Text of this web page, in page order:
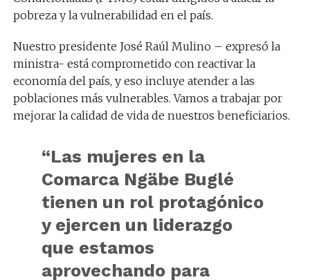
pobreza y la vulnerabilidad en el país.
Nuestro presidente José Raúl Mulino – expresó la
ministra- está comprometido con reactivar la
economía del país, y eso incluye atender a las
poblaciones más vulnerables. Vamos a trabajar por
mejorar la calidad de vida de nuestros beneficiarios.
“Las mujeres en la
Comarca Ngäbe Buglé
tienen un rol protagónico
y ejercen un liderazgo
que estamos
aprovechando para